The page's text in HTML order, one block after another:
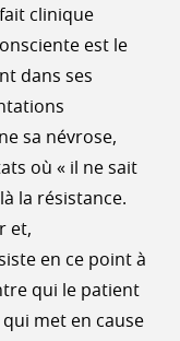
clinique
est le
dans ses
sa névrose,
où « il ne sait
la résistance.
et,
en ce point à
qui le patient
qui met en cause